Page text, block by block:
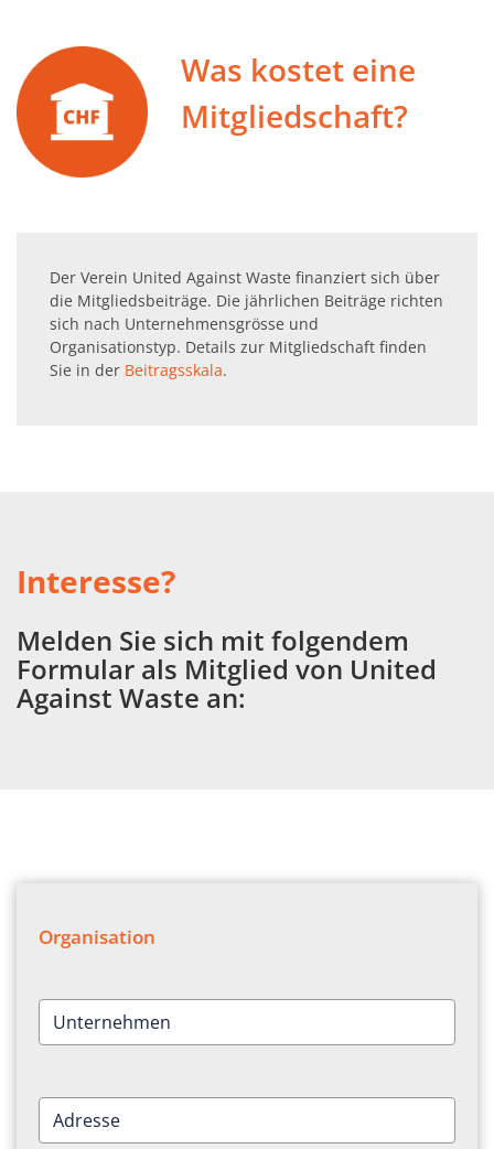
Was kostet eine
Mitgliedschaft?
Der Verein United Against Waste finanziert sich über
die Mitgliedsbeiträge. Die jährlichen Beiträge richten
sich nach Unternehmensgrösse und
Organisationstyp. Details zur Mitgliedschaft finden
Sie in der Beitragsskala.
Interesse?
Melden Sie sich mit folgendem
Formular als Mitglied von United
Against Waste an:
Organisation